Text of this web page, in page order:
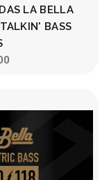
LA BELLA
BASS